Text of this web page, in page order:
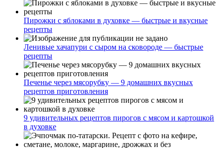
Пирожки с яблоками в духовке — быстрые и вкусные
рецепты
Ленивые хачапури с сыром на сковороде — быстрые
рецепты
Печенье через мясорубку — 9 домашних вкусных
рецептов приготовления
9 удивительных рецептов пирогов с мясом и картошкой
в духовке